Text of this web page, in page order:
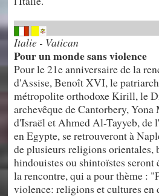
Italie - Vatican
Pour un monde sans violence
Pour le 21e anniversaire de la
d'Assise, Benoît XVI, le
métropolite orthodoxe Kirill, le
archevêque de Cantorbery,
d'Israël et Ahmed Al-Tayyeb,
en Egypte, se retrouveront à
de plusieurs religions orientales,
hindouistes ou shintoïstes seront
la rencontre, qui a pour thème :
violence: religions et cultures en